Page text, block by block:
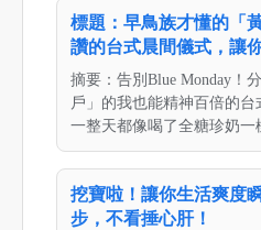
標題：早鳥族才懂的「
讚的台式晨間儀式，讓
摘要：告別Blue Monday！
戶」的我也能精神百倍的
一整天都像喝了全糖珍奶一
挖寶啦！讓你生活爽度
步，不看捶心肝！